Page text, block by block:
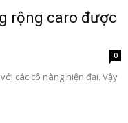
rộng caro được
0
các cô nàng hiện đại. Vậy